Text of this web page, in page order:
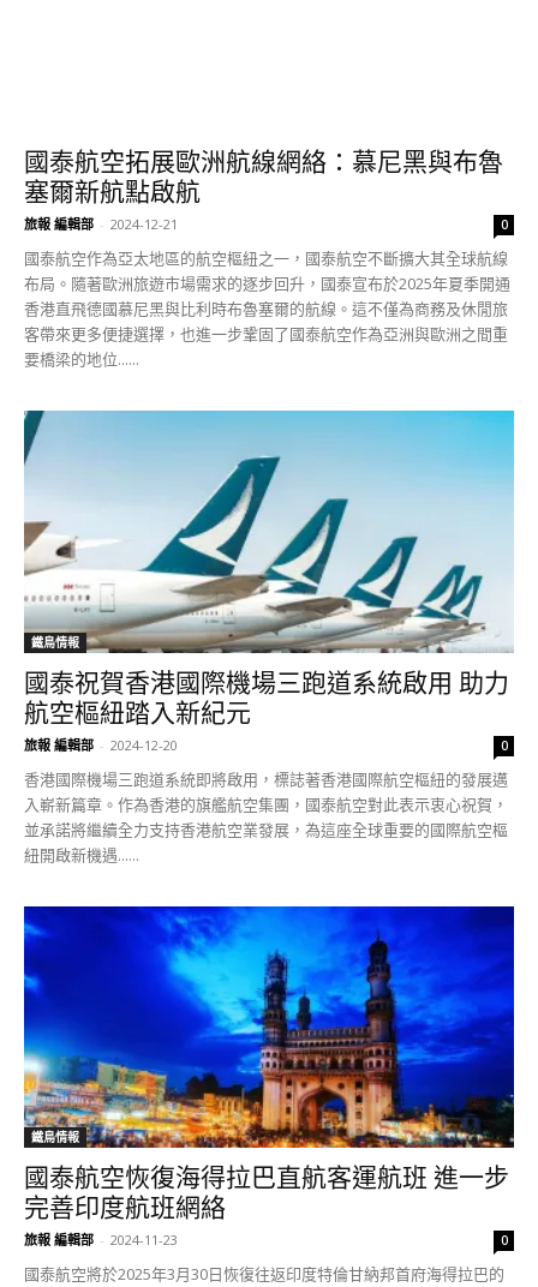
國泰航空拓展歐洲航線網絡：慕尼黑與布魯
塞爾新航點啟航
旅報 編輯部 - 2024-12-21 0
國泰航空作為亞太地區的航空樞紐之一，國泰航空不斷擴大其全球航線
布局。隨著歐洲旅遊市場需求的逐步回升，國泰宣布於2025年夏季開通
香港直飛德國慕尼黑與比利時布魯塞爾的航線。這不僅為商務及休閒旅
客帶來更多便捷選擇，也進一步鞏固了國泰航空作為亞洲與歐洲之間重
要橋梁的地位......
鐵鳥情報
國泰祝賀香港國際機場三跑道系統啟用 助力
航空樞紐踏入新紀元
旅報 編輯部 - 2024-12-20 0
香港國際機場三跑道系統即將啟用，標誌著香港國際航空樞紐的發展邁
入嶄新篇章。作為香港的旗艦航空集團，國泰航空對此表示衷心祝賀，
並承諾將繼續全力支持香港航空業發展，為這座全球重要的國際航空樞
紐開啟新機遇......
鐵鳥情報
國泰航空恢復海得拉巴直航客運航班 進一步
完善印度航班網絡
旅報 編輯部 - 2024-11-23 0
國泰航空將於2025年3月30日恢復往返印度特倫甘納邦首府海得拉巴的